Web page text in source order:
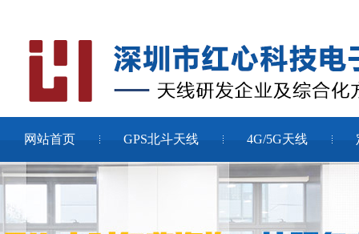
网站首页 GPS北斗天线 4G/5G天线